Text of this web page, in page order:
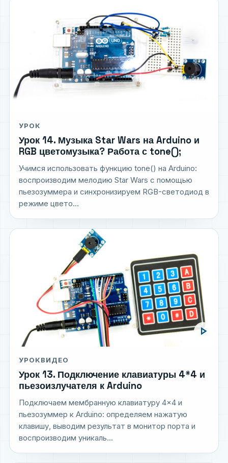
УРОК
Урок 14. Музыка Star Wars на Arduino и
RGB цветомузыка? Работа с tone();
Учимся использовать функцию tone() на Arduino:
воспроизводим мелодию Star Wars с помощью
пьезозуммера и синхронизируем RGB-светодиод в
режиме цвето...
play_arrow
УРОКВИДЕО
Урок 13. Подключение клавиатуры 4*4 и
пьезоизлучателя к Arduino
Подключаем мембранную клавиатуру 4×4 и
пьезозуммер к Arduino: определяем нажатую
клавишу, выводим результат в монитор порта и
воспроизводим уникаль...